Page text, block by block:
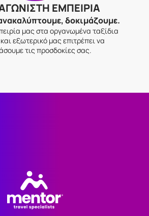
ΕΜΠΕΙΡΙΑ
δοκιμάζουμε.
μας στα οργανωμένα ταξίδια
εξωτερικό μας επιτρέπει να
τις προσδοκίες σας.